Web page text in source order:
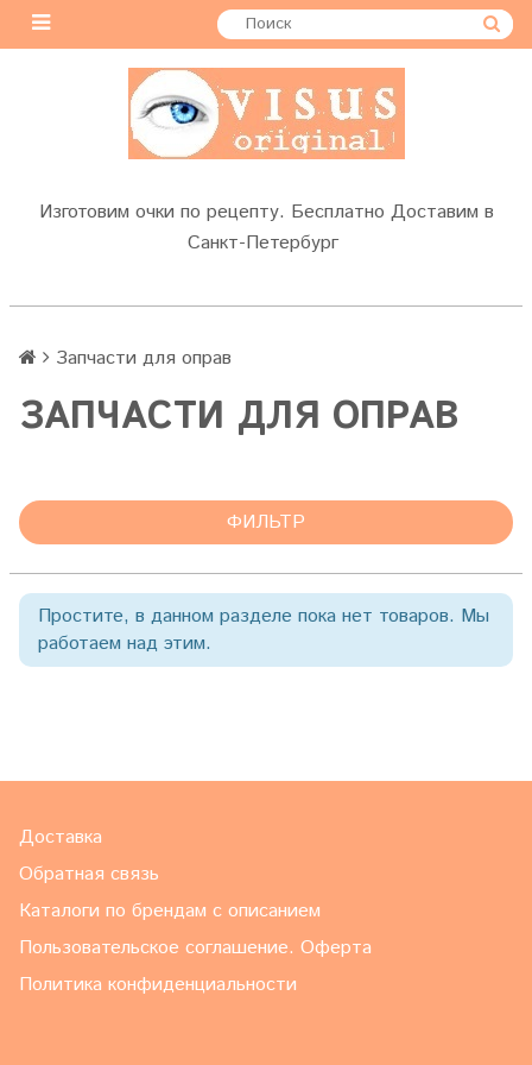
Изготовим очки по рецепту. Бесплатно Доставим в
Санкт-Петербург
Запчасти для оправ
ЗАПЧАСТИ ДЛЯ ОПРАВ
ФИЛЬТР
Простите, в данном разделе пока нет товаров. Мы
работаем над этим.
Доставка
Обратная связь
Каталоги по брендам с описанием
Пользовательское соглашение. Оферта
Политика конфиденциальности